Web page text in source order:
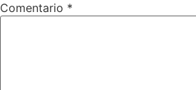
Comentario *